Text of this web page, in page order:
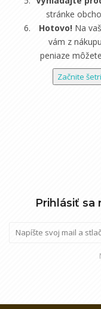
stránke
Hotovo!Na
vám z
peniaze
Začnite
Prihlásiť sa